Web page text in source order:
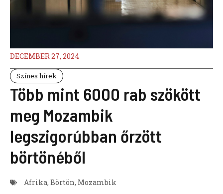
DECEMBER 27, 2024
Színes hírek
Több mint 6000 rab szökött
meg Mozambik
legszigorúbban őrzött
börtönéből
Afrika, Börtön, Mozambik